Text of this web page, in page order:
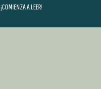
¡COMIENZA A LEER!